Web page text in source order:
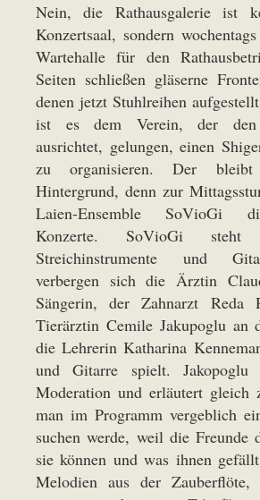
Nein, die Rathausgalerie ist
Konzertsaal, sondern
Wartehalle für den
Seiten schließen gläserne
denen jetzt Stuhlreihen
ist es dem Verein, der den
ausrichtet, gelungen, einen
zu organisieren. Der
Hintergrund, denn zur
Laien-Ensemble SoVioGi
Konzerte. SoVioGi
Streichinstrumente und
verbergen sich die Ärztin
Sängerin, der Zahnarzt Reda
Tierärztin Cemile Jakupoglu an
die Lehrerin Katharina
und Gitarre spielt. Jakopoglu
Moderation und erläutert gleich
man im Programm vergeblich
suchen werde, weil die Freunde
sie können und was ihnen
Melodien aus der